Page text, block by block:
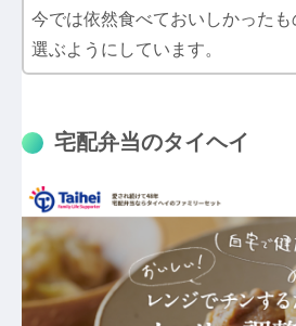
今では依然食べておいしかったも
選ぶようにしています。
宅配弁当のタイヘイ